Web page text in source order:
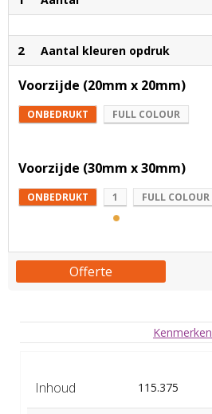
2 Aantal kleuren opdruk
Voorzijde (20mm x 20mm)
ONBEDRUKT FULL COLOUR
Voorzijde (30mm x 30mm)
ONBEDRUKT 1 FULL COLOUR
Offerte
Kenmerken
Inhoud 115.375